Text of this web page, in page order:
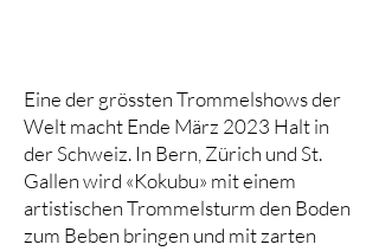
Eine der grössten Trommelshows der
Welt macht Ende März 2023 Halt in
der Schweiz. In Bern, Zürich und St.
Gallen wird «Kokubu» mit einem
artistischen Trommelsturm den Boden
zum Beben bringen und mit zarten